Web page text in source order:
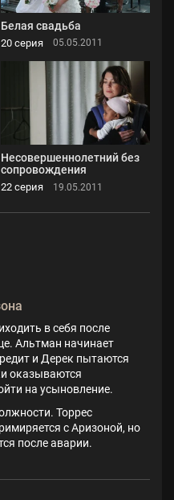
Белая свадьба
20 серия 05.05.2011
Несовершеннолетний без
сопровождения
22 серия 19.05.2011
в себя после
Альтман начинает
и Дерек пытаются
оказываются
на усыновление.
Торрес
с Аризоной, но
после аварии.